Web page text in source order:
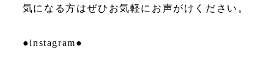
気になる方はぜひお気軽にお声がけください。
●instagram●